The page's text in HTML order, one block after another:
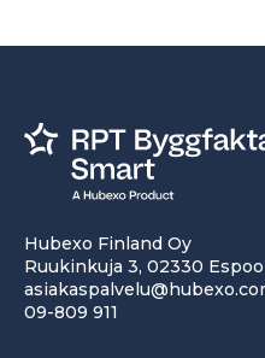
Hubexo Finland Oy
Ruukinkuja 3, 02330 Espoo
09-809 911